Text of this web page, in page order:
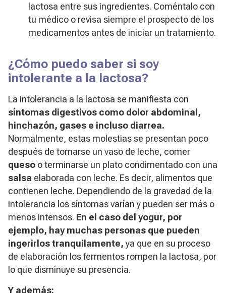
lactosa entre sus ingredientes. Coméntalo con
tu médico o revisa siempre el prospecto de los
medicamentos antes de iniciar un tratamiento.
¿Cómo puedo saber si soy
intolerante a la lactosa?
La intolerancia a la lactosa se manifiesta con
síntomas digestivos como dolor abdominal,
hinchazón, gases e incluso diarrea.
Normalmente, estas molestias se presentan poco
después de tomarse un vaso de leche, comer
queso o terminarse un plato condimentado con una
salsa elaborada con leche. Es decir, alimentos que
contienen leche. Dependiendo de la gravedad de la
intolerancia los síntomas varían y pueden ser más o
menos intensos. En el caso del yogur, por
ejemplo, hay muchas personas que pueden
ingerirlos tranquilamente,ya que en su proceso
de elaboración los fermentos rompen la lactosa, por
lo que disminuye su presencia.
Y además: